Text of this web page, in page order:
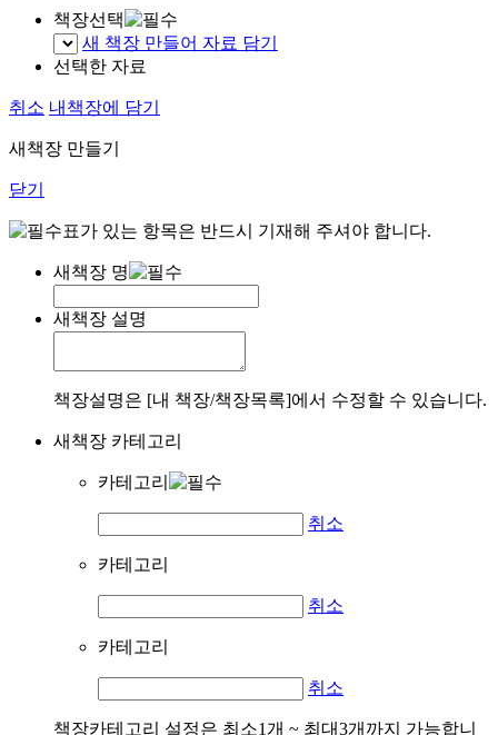
책장선택
새 책장 만들어 자료 담기
선택한 자료
취소 내책장에 담기
새책장 만들기
닫기
표가 있는 항목은 반드시 기재해 주셔야 합니다.
새책장 명
새책장 설명
책장설명은 [내 책장/책장목록]에서 수정할 수 있습니다.
새책장 카테고리
카테고리
취소
카테고리
취소
카테고리
취소
책장카테고리 설정은 최소1개 ~ 최대3개까지 가능합니